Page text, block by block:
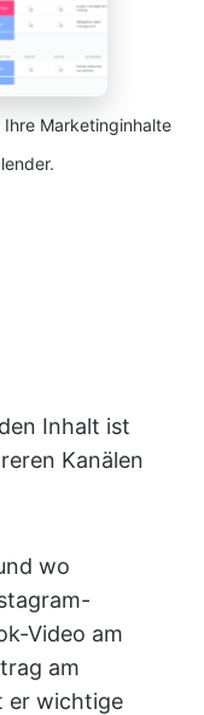
Marketinginhalte
Inhalt ist
Kanälen
wo
Video am
am
er wichtige